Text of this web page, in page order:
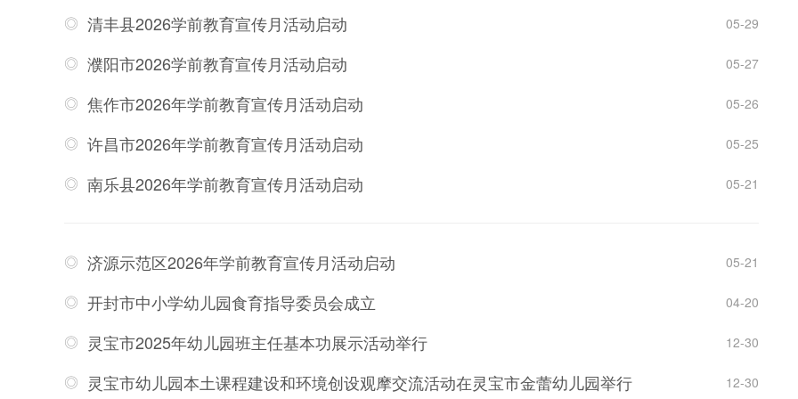
清丰县2026学前教育宣传月活动启动 05-29
濮阳市2026学前教育宣传月活动启动 05-27
焦作市2026年学前教育宣传月活动启动 05-26
许昌市2026年学前教育宣传月活动启动 05-25
南乐县2026年学前教育宣传月活动启动 05-21
济源示范区2026年学前教育宣传月活动启动 05-21
开封市中小学幼儿园食育指导委员会成立 04-20
灵宝市2025年幼儿园班主任基本功展示活动举行 12-30
灵宝市幼儿园本土课程建设和环境创设观摩交流活动在灵宝市金蕾幼儿园举行 12-30